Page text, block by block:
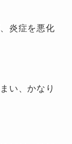
炎症を悪化
い、かなり